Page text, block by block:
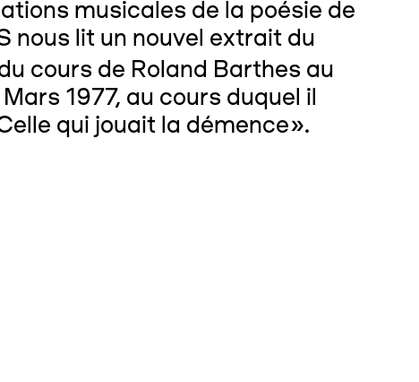
musicales de la poésie de
nous lit un nouvel extrait du
cours de Roland Barthes au
1977, au cours duquel il
qui jouait la démence».